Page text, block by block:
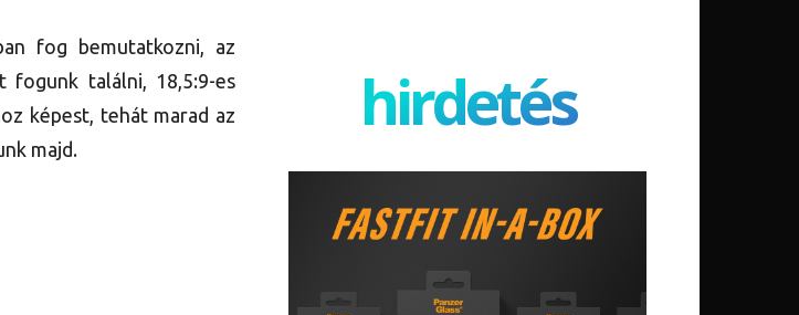
fog bemutatkozni, az
fogunk találni, 18,5:9-es
képest, tehát marad az
majd.
hirdetés